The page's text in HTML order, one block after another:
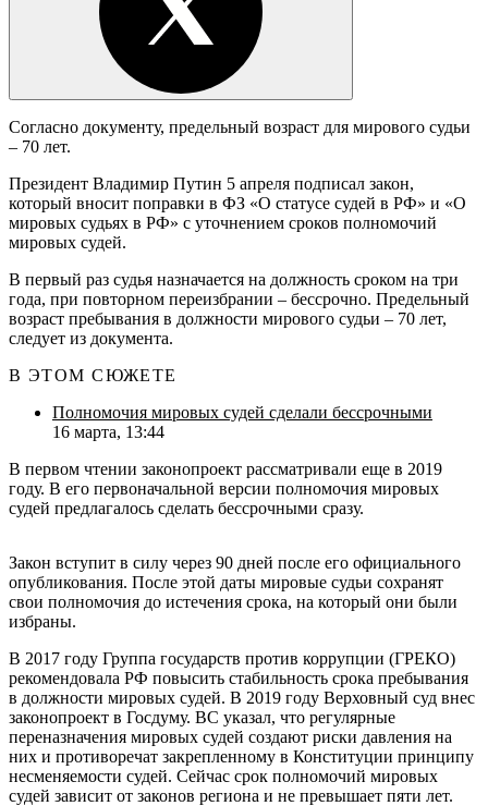
Согласно документу, предельный возраст для мирового судьи
– 70 лет.
Президент Владимир Путин 5 апреля подписал закон,
который вносит поправки в ФЗ «О статусе судей в РФ» и «О
мировых судьях в РФ» с уточнением сроков полномочий
мировых судей.
В первый раз судья назначается на должность сроком на три
года, при повторном переизбрании – бессрочно. Предельный
возраст пребывания в должности мирового судьи – 70 лет,
следует из документа.
В ЭТОМ СЮЖЕТЕ
Полномочия мировых судей сделали бессрочными
16 марта, 13:44
В первом чтении законопроект рассматривали еще в 2019
году. В его первоначальной версии полномочия мировых
судей предлагалось сделать бессрочными сразу.
Закон вступит в силу через 90 дней после его официального
опубликования. После этой даты мировые судьи сохранят
свои полномочия до истечения срока, на который они были
избраны.
В 2017 году Группа государств против коррупции (ГРЕКО)
рекомендовала РФ повысить стабильность срока пребывания
в должности мировых судей. В 2019 году Верховный суд внес
законопроект в Госдуму. ВС указал, что регулярные
переназначения мировых судей создают риски давления на
них и противоречат закрепленному в Конституции принципу
несменяемости судей. Сейчас срок полномочий мировых
судей зависит от законов региона и не превышает пяти лет.